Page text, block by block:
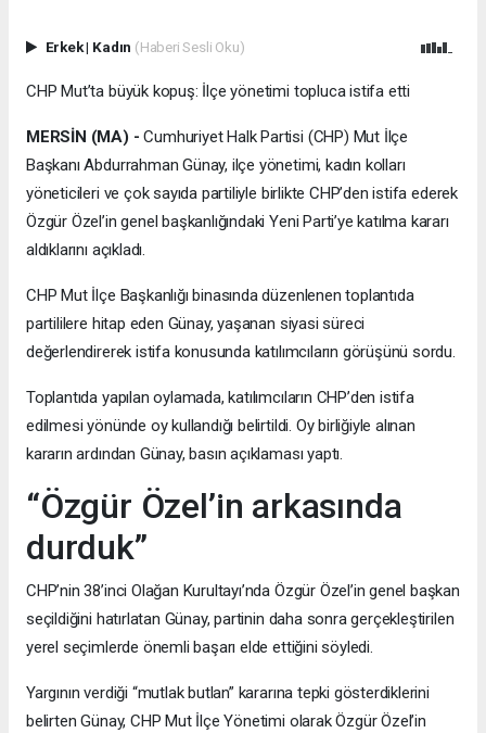
Erkek| Kadın (Haberi Sesli Oku)
CHP Mut’ta büyük kopuş: İlçe yönetimi topluca istifa etti
MERSİN (MA) - Cumhuriyet Halk Partisi (CHP) Mut İlçe
Başkanı Abdurrahman Günay, ilçe yönetimi, kadın kolları
yöneticileri ve çok sayıda partiliyle birlikte CHP’den istifa ederek
Özgür Özel’in genel başkanlığındaki Yeni Parti’ye katılma kararı
aldıklarını açıkladı.
CHP Mut İlçe Başkanlığı binasında düzenlenen toplantıda
partililere hitap eden Günay, yaşanan siyasi süreci
değerlendirerek istifa konusunda katılımcıların görüşünü sordu.
Toplantıda yapılan oylamada, katılımcıların CHP’den istifa
edilmesi yönünde oy kullandığı belirtildi. Oy birliğiyle alınan
kararın ardından Günay, basın açıklaması yaptı.
“Özgür Özel’in arkasında
durduk”
CHP’nin 38’inci Olağan Kurultayı’nda Özgür Özel’in genel başkan
seçildiğini hatırlatan Günay, partinin daha sonra gerçekleştirilen
yerel seçimlerde önemli başarı elde ettiğini söyledi.
Yargının verdiği “mutlak butlan” kararına tepki gösterdiklerini
belirten Günay, CHP Mut İlçe Yönetimi olarak Özgür Özel’in